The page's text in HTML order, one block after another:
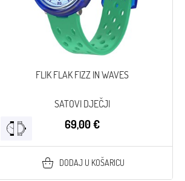
FLIK FLAK FIZZ IN WAVES
SATOVI DJEČJI
69,00 €
DODAJ U KOŠARICU